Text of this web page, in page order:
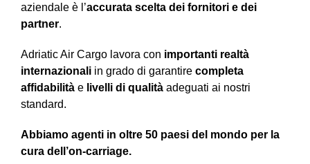
aziendale è l’accurata scelta dei fornitori e dei
partner.
Adriatic Air Cargo lavora con importanti realtà
internazionali in grado di garantire completa
affidabilità e livelli di qualità adeguati ai nostri
standard.
Abbiamo agenti in oltre 50 paesi del mondo per la
cura dell’on-carriage.